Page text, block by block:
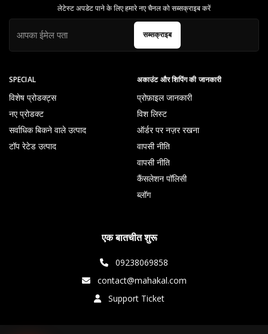
SPECIAL
विशेष प्रोडक्ट्स
नए प्रोडक्ट
सर्वाधिक बिकने वाले उत्पाद
टॉप रेटेड उत्पाद
अकाउंट और शिपिंग की जानकारी
प्रोफ़ाइल जानकारी
विश लिस्ट
ऑर्डर पर नज़र रखना
वापसी नीति
वापसी नीति
कैंसलेशन पॉलिसी
ब्लॉग
लेटेस्ट अपडेट पाने के लिए हमारे नए चैनल को सब्सक्राइब करें
सब्सक्राइब
एक बातचीत शुरू
09238069858
contact@mahakal.com
Support Ticket